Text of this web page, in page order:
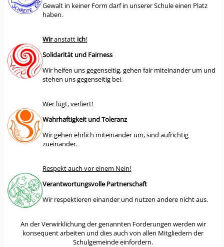
Gewalt in keiner Form darf in unserer Schule einen Platz
haben.
Wiranstatt ich!
Solidarität und Fairness
Wir helfen uns gegenseitig, gehen fair miteinander um und
stehen uns gegenseitig bei.
Wer lügt, verliert!
Wahrhaftigkeit und Toleranz
Wir gehen ehrlich miteinander um, sind aufrichtig
zueinander.
Respekt auch vor einem Nein!
Verantwortungsvolle Partnerschaft
Wir respektieren einander und nutzen andere nicht aus.
An der Verwirklichung der genannten Forderungen werden wir
konsequent arbeiten und dies auch von allen Mitgliedern der
Schulgemeinde einfordern.